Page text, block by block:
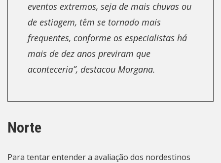
eventos extremos, seja de mais chuvas ou
de estiagem, têm se tornado mais
frequentes, conforme os especialistas há
mais de dez anos previram que
aconteceria”, destacou Morgana.
Norte
Para tentar entender a avaliação dos nordestinos